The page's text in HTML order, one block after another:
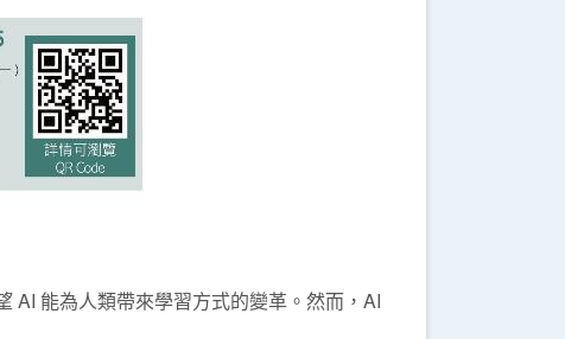
AI 能為人類帶來學習方式的變革。然而，AI